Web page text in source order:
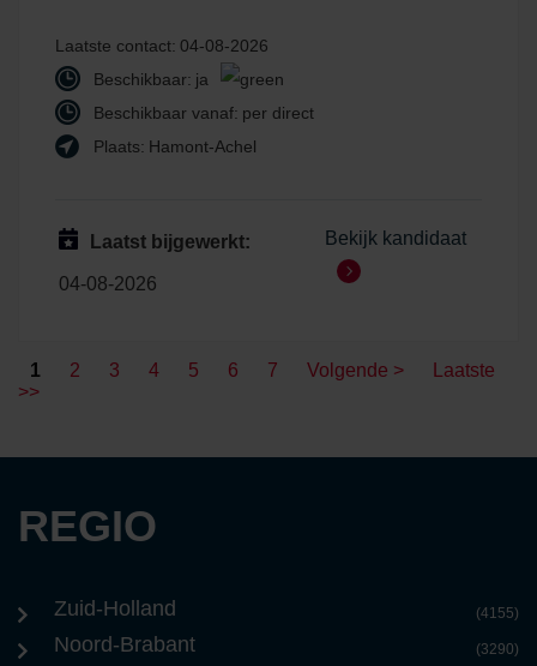
Laatste contact: 04-08-2026
Beschikbaar: ja
Beschikbaar vanaf: per direct
Plaats: Hamont-Achel
Laatst bijgewerkt:
04-08-2026
Bekijk kandidaat
1 2 3 4 5 6 7 Volgende >
Laatste
>>
REGIO
Zuid-Holland (4155)
Noord-Brabant (3290)